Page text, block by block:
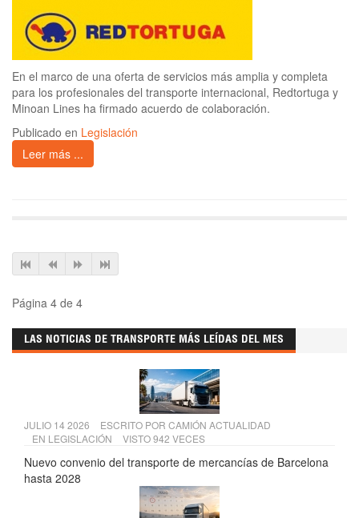
En el marco de una oferta de servicios más amplia y completa
para los profesionales del transporte internacional, Redtortuga y
Minoan Lines ha firmado acuerdo de colaboración.
Publicado en Legislación
Leer más ...
Página 4 de 4
LAS NOTICIAS DE TRANSPORTE MÁS LEÍDAS DEL MES
JULIO 14 2026 ESCRITO POR CAMIÓN ACTUALIDAD
EN LEGISLACIÓN VISTO 942 VECES
Nuevo convenio del transporte de mercancías de Barcelona
hasta 2028